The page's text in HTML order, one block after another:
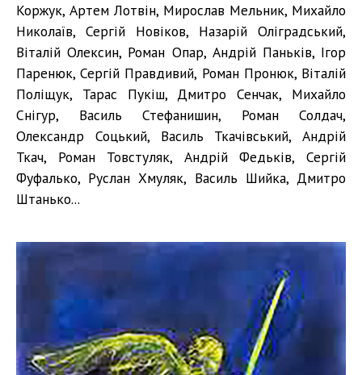
Коржук, Артем Лотвін, Мирослав Мельник, Михайло
Николаїв, Сергій Новіков, Назарій Оліградський,
Віталій Олексин, Роман Опар, Андрій Паньків, Ігор
Паренюк, Сергій Правдивий, Роман Пронюк, Віталій
Поліщук, Тарас Пукіш, Дмитро Сенчак, Михайло
Снігур, Василь Стефанишин, Роман Солдач,
Олександр Соцький, Василь Ткачівський, Андрій
Ткач, Роман Товстуляк, Андрій Федьків, Сергій
Фуфалько, Руслан Хмуляк, Василь Шийка, Дмитро
Штанько...